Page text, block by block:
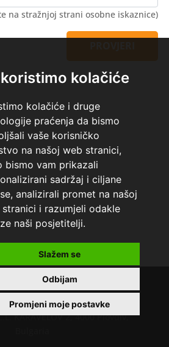
kolačiće
kolačiće i druge
praćenja da bismo
vaše korisničko
na našoj web stranici,
bismo vam prikazali
sadržaj i ciljane
analizirali promet na našoj
i razumjeli odakle
naši posjetitelji.
Slažem se
Odbijam
Promjeni moje postavke
na stražnjoj strani osobne iskaznice)
Provjera stanja kredita
EU VAT number : 205391327, KD
KARAVELOV 2, 4000 Plovdiv,